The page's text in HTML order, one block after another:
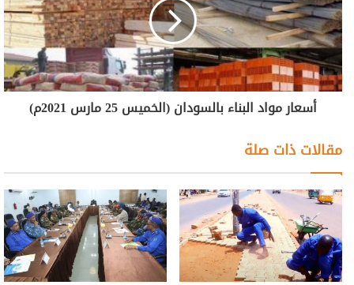
أسعار مواد البناء بالسودان (الخميس 25 مارس 2021م)
مقالات ذات صلة